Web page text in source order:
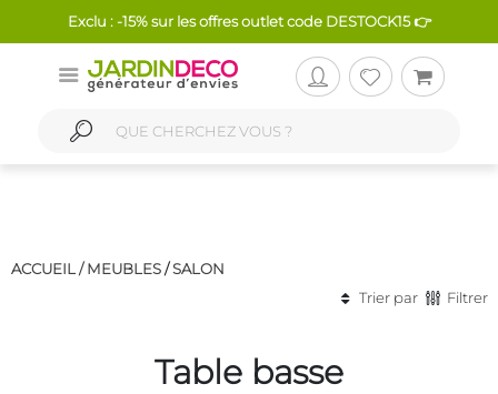
Exclu : -15% sur les offres outlet code DESTOCK15 👉
ACCUEIL / MEUBLES/SALON
Trier par
Filtrer
Table basse